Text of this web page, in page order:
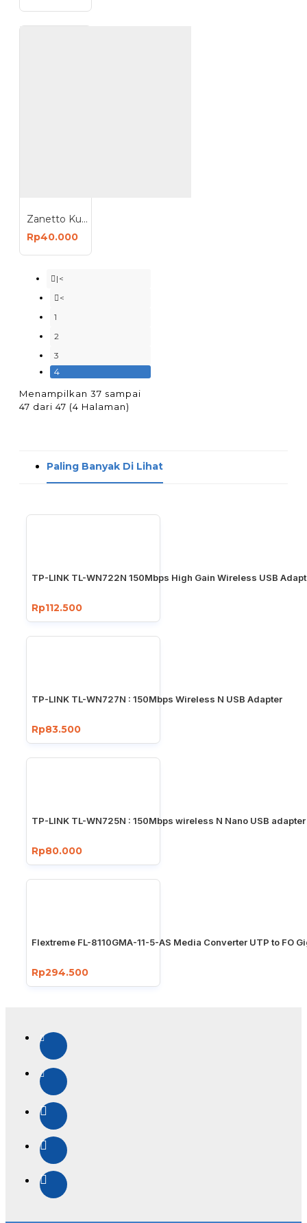
Zanetto Kunci Pintu Bulat Gagang Pintu Kamar Mandi
Rp40.000
|<
<
1
2
3
4
Menampilkan 37 sampai
47 dari 47 (4 Halaman)
Paling Banyak Di Lihat
TP-LINK TL-WN722N 150Mbps High Gain Wireless USB
Rp112.500
TP-LINK TL-WN727N : 150Mbps Wireless N USB Adapter
Rp83.500
TP-LINK TL-WN725N : 150Mbps wireless N Nano USB adapter
Rp80.000
Flextreme FL-8110GMA-11-5-AS Media Converter UTP to FO
Rp294.500